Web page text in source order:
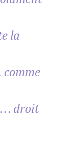
la
comme
droit